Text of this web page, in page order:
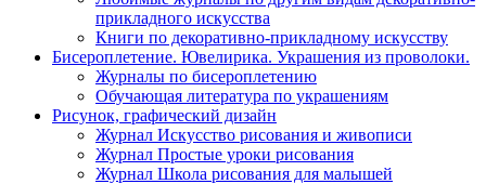
прикладного искусства
Книги по декоративно-прикладному искусству
Бисероплетение. Ювелирика. Украшения из проволоки.
Журналы по бисероплетению
Обучающая литература по украшениям
Рисунок, графический дизайн
Журнал Искусство рисования и живописи
Журнал Простые уроки рисования
Журнал Школа рисования для малышей